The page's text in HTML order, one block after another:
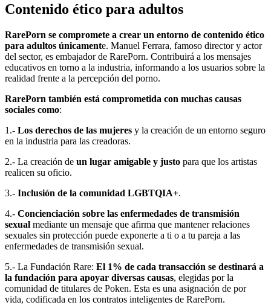
Contenido ético para adultos
RarePorn se compromete a crear un entorno de contenido ético
para adultos únicamente. Manuel Ferrara, famoso director y actor
del sector, es embajador de RarePorn. Contribuirá a los mensajes
educativos en torno a la industria, informando a los usuarios sobre la
realidad frente a la percepción del porno.
RarePorn también está comprometida con muchas causas
sociales como:
1.- Los derechos de las mujeres y la creación de un entorno seguro
en la industria para las creadoras.
2.- La creación de un lugar amigable y justo para que los artistas
realicen su oficio.
3.- Inclusión de la comunidad LGBTQIA+.
4.- Concienciación sobre las enfermedades de transmisión
sexual mediante un mensaje que afirma que mantener relaciones
sexuales sin protección puede exponerte a ti o a tu pareja a las
enfermedades de transmisión sexual.
5.- La Fundación Rare: El 1% de cada transacción se destinará a
la fundación para apoyar diversas causas, elegidas por la
comunidad de titulares de Poken. Esta es una asignación de por
vida, codificada en los contratos inteligentes de RarePorn.